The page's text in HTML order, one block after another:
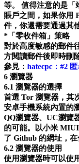
等。 值得注意的是「
賬戶之間，如果你用
件，你還需要通過其
*「零收件箱」策略
對於高度敏感的郵件
方閱讀郵件後即時刪
參見： hatecpc：#2
6 瀏覽器
6.1 瀏覽器的選擇
首選 Tor 瀏覽器，其
安卓手機系統內置的
QQ瀏覽器、UC瀏覽
的可能。以小米
了 Github 的網址，
6.2 瀏覽器的使用
使用瀏覽器時可以使